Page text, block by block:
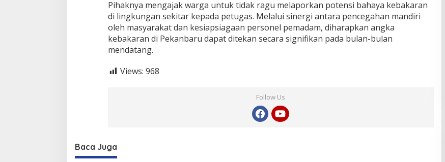
Pihaknya mengajak warga untuk tidak ragu melaporkan potensi bahaya kebakaran
di lingkungan sekitar kepada petugas. Melalui sinergi antara pencegahan mandiri
oleh masyarakat dan kesiapsiagaan personel pemadam, diharapkan angka
kebakaran di Pekanbaru dapat ditekan secara signifikan pada bulan-bulan
mendatang.
Views: 968
Follow Us
Baca Juga